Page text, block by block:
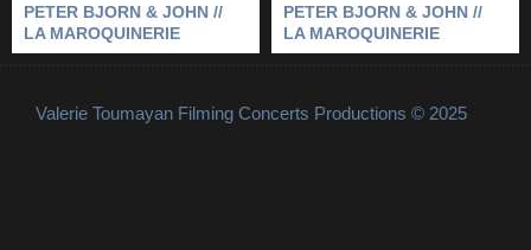
PETER BJORN & JOHN //
LA MAROQUINERIE
PETER BJORN & JOHN //
LA MAROQUINERIE
Valerie Toumayan Filming Concerts Productions © 2025